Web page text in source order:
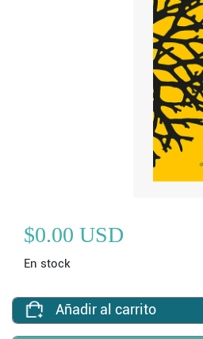
$0.00 USD
En stock
Añadir al carrito